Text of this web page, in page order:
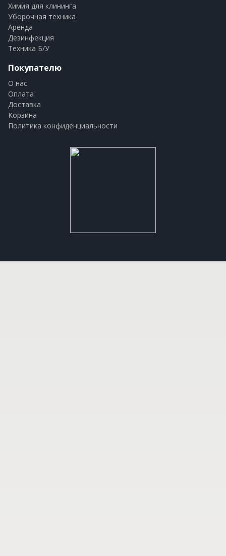
Химия для клининга
Уборочная техника
Аренда
Дезинфекция
Техника Б/У
Покупателю
О нас
Оплата
Доставка
Корзина
Политика конфиденциальности